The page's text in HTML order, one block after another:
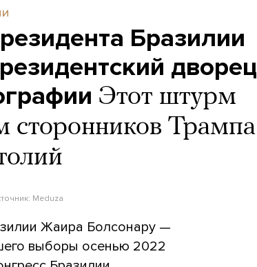
Бразилии
дворец
Этот штурм
сторонников Трампа
Meduza
Жаира Болсонару —
выборы осенью 2022